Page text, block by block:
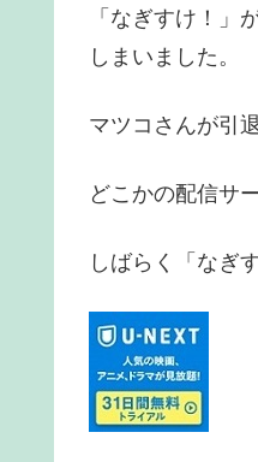
「なぎすけ！」
しまいました。
マツコさんが引
どこかの配信サ
しばらく「なぎ